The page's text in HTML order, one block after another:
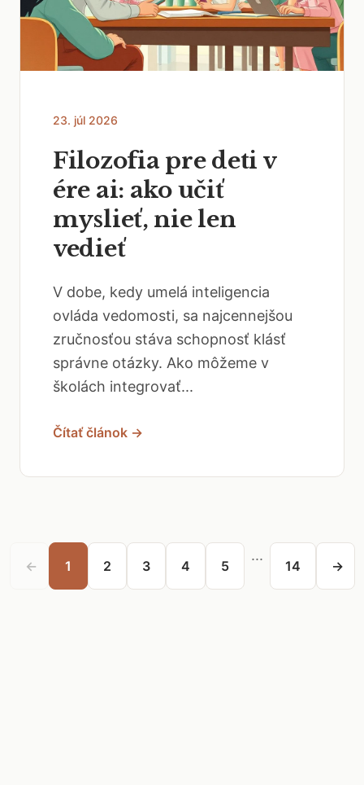
23. júl 2026
Filozofia pre deti v
ére ai: ako učiť
myslieť, nie len
vedieť
V dobe, kedy umelá inteligencia
ovláda vedomosti, sa najcennejšou
zručnosťou stáva schopnosť klásť
správne otázky. Ako môžeme v
školách integrovať...
Čítať článok →
← 1 2 3 4 5
...
14 →